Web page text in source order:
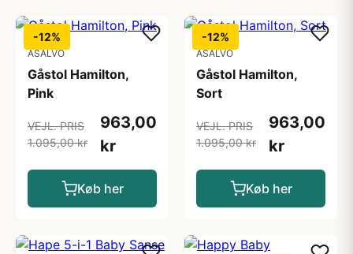
-12%
ASALVO
Gåstol Hamilton,
Pink
VEJL. PRIS
1.095,00 kr
963,00
kr
Køb her
-12%
ASALVO
Gåstol Hamilton,
Sort
VEJL. PRIS
1.095,00 kr
963,00
kr
Køb her